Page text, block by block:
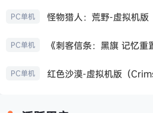
PC单机
PC单机
PC单机